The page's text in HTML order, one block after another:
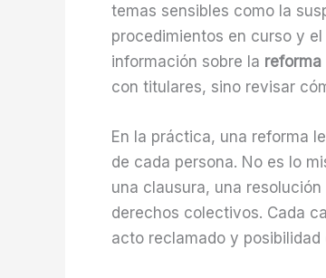
temas sensibles como la
procedimientos en curso y
información sobre la reforma
con titulares, sino revisar
En la práctica, una reforma
de cada persona. No es lo
una clausura, una
derechos colectivos. Cada
acto reclamado y